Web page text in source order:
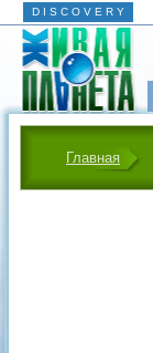
D I S C O V E R Y
Главная